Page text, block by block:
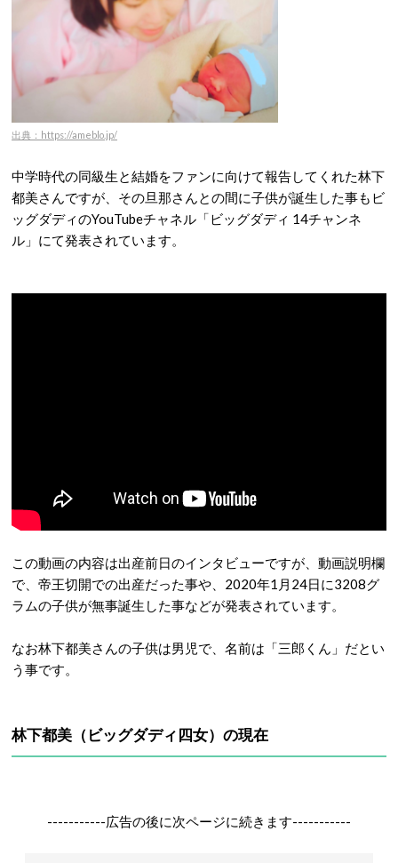
出典：https://ameblo.jp/
中学時代の同級生と結婚をファンに向けて報告してくれた林下
都美さんですが、その旦那さんとの間に子供が誕生した事もビ
ッグダディのYouTubeチャネル「ビッグダディ 14チャンネ
ル」にて発表されています。
この動画の内容は出産前日のインタビューですが、動画説明欄
で、帝王切開での出産だった事や、2020年1月24日に3208グ
ラムの子供が無事誕生した事などが発表されています。
なお林下都美さんの子供は男児で、名前は「三郎くん」だとい
う事です。
林下都美（ビッグダディ四女）の現在
-----------広告の後に次ページに続きます-----------